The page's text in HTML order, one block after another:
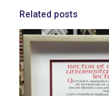
Related posts